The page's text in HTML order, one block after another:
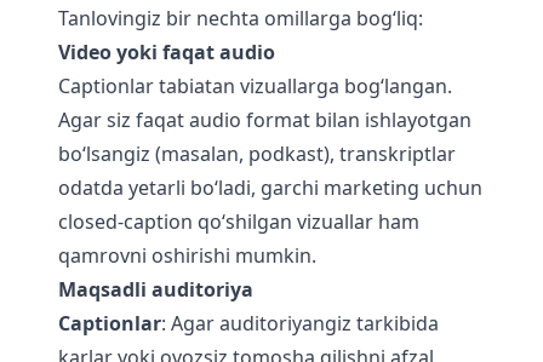
Tanlovingiz bir nechta omillarga bog‘liq:
Video yoki faqat audio
Captionlar tabiatan vizuallarga bog‘langan.
Agar siz faqat audio format bilan ishlayotgan
bo‘lsangiz (masalan, podkast), transkriptlar
odatda yetarli bo‘ladi, garchi marketing uchun
closed-caption qo‘shilgan vizuallar ham
qamrovni oshirishi mumkin.
Maqsadli auditoriya
Captionlar: Agar auditoriyangiz tarkibida